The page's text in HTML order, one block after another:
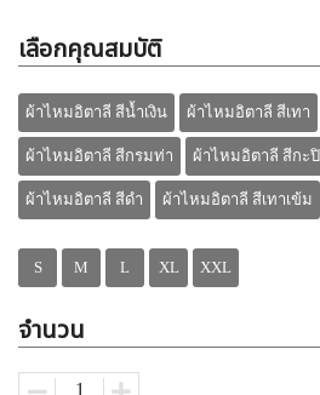
เลือกคุณสมบัติ
ผ้าไหมอิตาลี สีน้ำเงิน ผ้าไหมอิตาลี สีเทา
ผ้าไหมอิตาลี สีกรมท่า ผ้าไหมอิตาลี สีกะปิ
ผ้าไหมอิตาลี สีดำ ผ้าไหมอิตาลี สีเทาเข้ม
S M L XL XXL
จำนวน